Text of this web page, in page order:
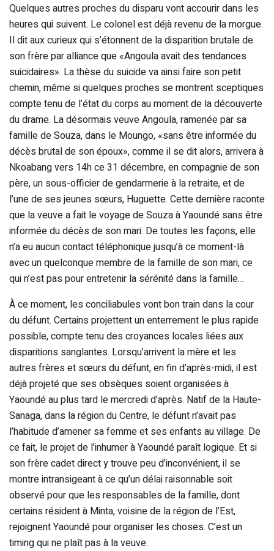
Quelques autres proches du disparu vont accourir dans les
heures qui suivent. Le colonel est déjà revenu de la morgue.
Il dit aux curieux qui s’étonnent de la disparition brutale de
son frère par alliance que «Angoula avait des tendances
suicidaires». La thèse du suicide va ainsi faire son petit
chemin, même si quelques proches se montrent sceptiques
compte tenu de l’état du corps au moment de la découverte
du drame. La désormais veuve Angoula, ramenée par sa
famille de Souza, dans le Moungo, «sans être informée du
décès brutal de son époux», comme il se dit alors, arrivera à
Nkoabang vers 14h ce 31 décembre, en compagnie de son
père, un sous-officier de gendarmerie à la retraite, et de
l’une de ses jeunes sœurs, Huguette. Cette dernière raconte
que la veuve a fait le voyage de Souza à Yaoundé sans être
informée du décès de son mari. De toutes les façons, elle
n’a eu aucun contact téléphonique jusqu’à ce moment-là
avec un quelconque membre de la famille de son mari, ce
qui n’est pas pour entretenir la sérénité dans la famille…
À ce moment, les conciliabules vont bon train dans la cour
du défunt. Certains projettent un enterrement le plus rapide
possible, compte tenu des croyances locales liées aux
disparitions sanglantes. Lorsqu’arrivent la mère et les
autres frères et sœurs du défunt, en fin d’après-midi, il est
déjà projeté que ses obsèques soient organisées à
Yaoundé au plus tard le mercredi d’après. Natif de la Haute-
Sanaga, dans la région du Centre, le défunt n’avait pas
l’habitude d’amener sa femme et ses enfants au village. De
ce fait, le projet de l’inhumer à Yaoundé paraît logique. Et si
son frère cadet direct y trouve peu d’inconvénient, il se
montre intransigeant à ce qu’un délai raisonnable soit
observé pour que les responsables de la famille, dont
certains résident à Minta, voisine de la région de l’Est,
rejoignent Yaoundé pour organiser les choses. C’est un
timing qui ne plaît pas à la veuve.